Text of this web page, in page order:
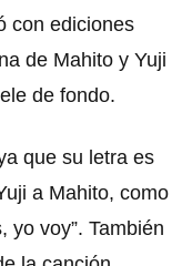
con ediciones
de Mahito y Yuji
de fondo.
que su letra es
a Mahito, como
yo voy”. También